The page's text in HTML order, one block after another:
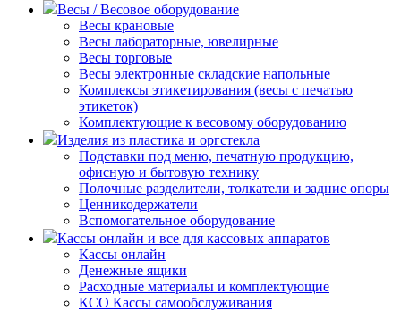
Весы / Весовое оборудование
Весы крановые
Весы лабораторные, ювелирные
Весы торговые
Весы электронные складские напольные
Комплексы этикетирования (весы с печатью
этикеток)
Комплектующие к весовому оборудованию
Изделия из пластика и оргстекла
Подставки под меню, печатную продукцию,
офисную и бытовую технику
Полочные разделители, толкатели и задние опоры
Ценникодержатели
Вспомогательное оборудование
Кассы онлайн и все для кассовых аппаратов
Кассы онлайн
Денежные ящики
Расходные материалы и комплектующие
КСО Кассы самообслуживания